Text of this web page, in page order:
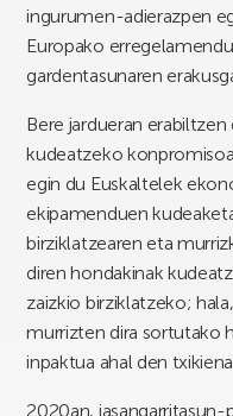
ingurumen-adierazpen
Europako
gardentasunaren
Bere jardueran
kudeatzeko
egin du Euskaltelek
ekipamenduen
birziklatzearen eta
diren hondakinak
zaizkio birziklatzeko;
murrizten dira sortutako
inpaktua ahal den
2020an, jasangarritasun-